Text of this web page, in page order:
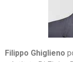
Filippo Ghiglieno